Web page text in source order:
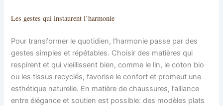
Les gestes qui instaurent l’harmonie
Pour transformer le quotidien, l’harmonie passe par des
gestes simples et répétables. Choisir des matières qui
respirent et qui vieillissent bien, comme le lin, le coton bio
ou les tissus recyclés, favorise le confort et promeut une
esthétique naturelle. En matière de chaussures, l’alliance
entre élégance et soutien est possible: des modèles plats